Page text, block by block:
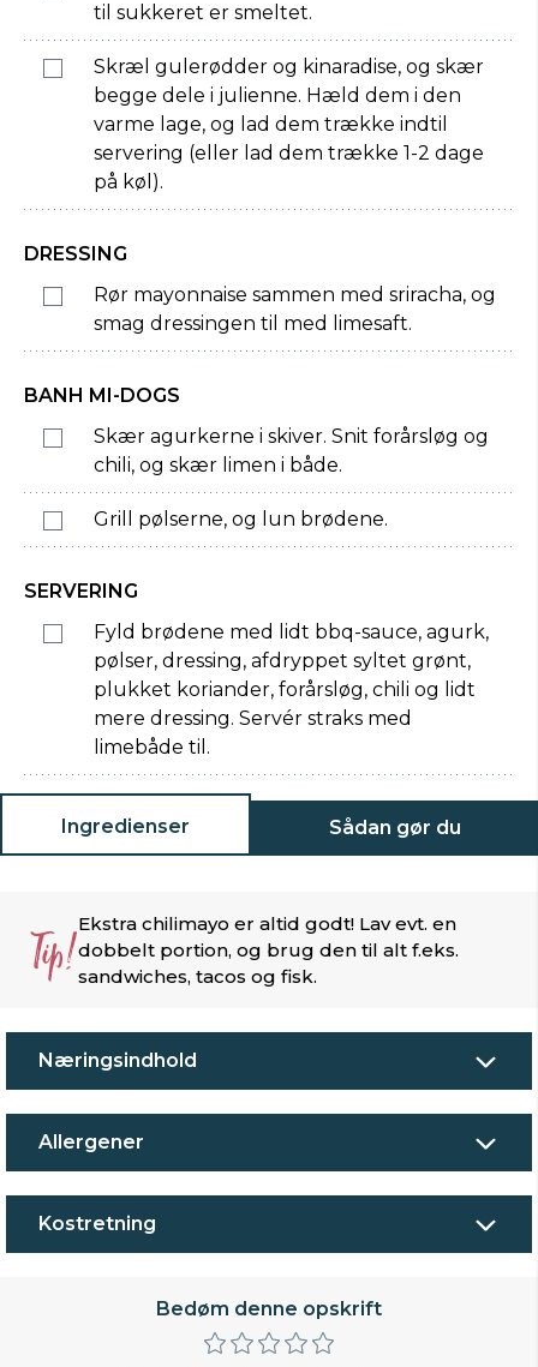
til sukkeret er smeltet.
Skræl gulerødder og kinaradise, og skær
begge dele i julienne. Hæld dem i den
varme lage, og lad dem trække indtil
servering (eller lad dem trække 1-2 dage
på køl).
DRESSING
Rør mayonnaise sammen med sriracha, og
smag dressingen til med limesaft.
BANH MI-DOGS
Skær agurkerne i skiver. Snit forårsløg og
chili, og skær limen i både.
Grill pølserne, og lun brødene.
SERVERING
Fyld brødene med lidt bbq-sauce, agurk,
pølser, dressing, afdryppet syltet grønt,
plukket koriander, forårsløg, chili og lidt
mere dressing. Servér straks med
limebåde til.
Ingredienser Sådan gør du
Tip!Ekstra chilimayo er altid godt! Lav evt. en
dobbelt portion, og brug den til alt f.eks.
sandwiches, tacos og fisk.
Næringsindhold
Allergener
Kostretning
Bedøm denne opskrift